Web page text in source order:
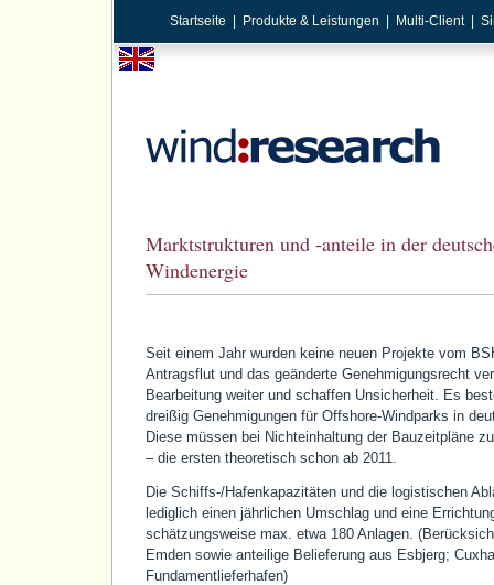
Startseite Produkte & Leistungen Multi-Client|
Marktstrukturen und -anteile in der
Windenergie
Seit einem Jahr wurden keine neuen Projekte vom
Antragsflut und das geänderte Genehmigungsrecht
Bearbeitung weiter und schaffen Unsicherheit. Es
dreißig Genehmigungen für Offshore-Windparks in
Diese müssen bei Nichteinhaltung der Bauzeitpläne
– die ersten theoretisch schon ab 2011.
Die Schiffs-/Hafenkapazitäten und die logistischen
lediglich einen jährlichen Umschlag und eine
schätzungsweise max. etwa 180 Anlagen.
Emden sowie anteilige Belieferung aus Esbjerg;
Fundamentlieferhafen)